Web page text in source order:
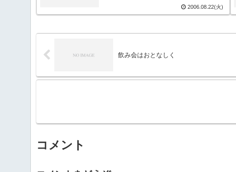
2006.08.22(火)
飲み会はおとなしく
コメント